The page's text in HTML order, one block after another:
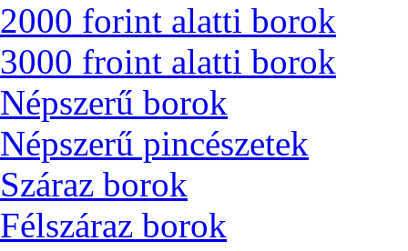
2000 forint alatti borok
3000 froint alatti borok
Népszerű borok
Népszerű pincészetek
Száraz borok
Félszáraz borok